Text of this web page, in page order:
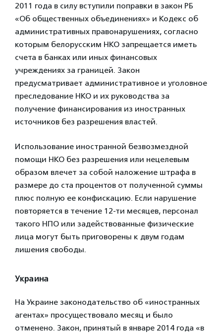
2011 года в силу вступили поправки в закон РБ
«Об общественных объединениях» и Кодекс об
административных правонарушениях, согласно
которым белорусским НКО запрещается иметь
счета в банках или иных финансовых
учреждениях за границей. Закон
предусматривает административное и уголовное
преследование НКО и их руководства за
получение финансирования из иностранных
источников без разрешения властей.
Использование иностранной безвозмездной
помощи НКО без разрешения или нецелевым
образом влечет за собой наложение штрафа в
размере до ста процентов от полученной суммы
плюс полную ее конфискацию. Если нарушение
повторяется в течение 12-ти месяцев, персонал
такого НПО или задействованные физические
лица могут быть приговорены к двум годам
лишения свободы.
Украина
На Украине законодательство об «иностранных
агентах» просуществовало месяц и было
отменено. Закон, принятый в январе 2014 года «в